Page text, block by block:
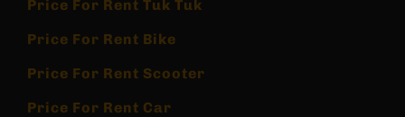
Price For Rent Tuk Tuk
Price For Rent Bike
Price For Rent Scooter
Price For Rent Car